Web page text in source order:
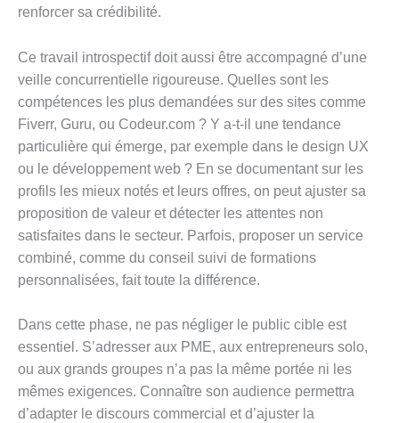
renforcer sa crédibilité.
Ce travail introspectif doit aussi être accompagné d’une
veille concurrentielle rigoureuse. Quelles sont les
compétences les plus demandées sur des sites comme
Fiverr, Guru, ou Codeur.com ? Y a-t-il une tendance
particulière qui émerge, par exemple dans le design UX
ou le développement web ? En se documentant sur les
profils les mieux notés et leurs offres, on peut ajuster sa
proposition de valeur et détecter les attentes non
satisfaites dans le secteur. Parfois, proposer un service
combiné, comme du conseil suivi de formations
personnalisées, fait toute la différence.
Dans cette phase, ne pas négliger le public cible est
essentiel. S’adresser aux PME, aux entrepreneurs solo,
ou aux grands groupes n’a pas la même portée ni les
mêmes exigences. Connaître son audience permettra
d’adapter le discours commercial et d’ajuster la